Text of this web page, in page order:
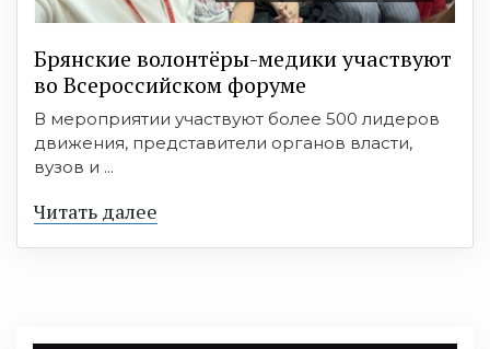
Брянские волонтёры-медики участвуют
во Всероссийском форуме
В мероприятии участвуют более 500 лидеров
движения, представители органов власти,
вузов и ...
Читать далее